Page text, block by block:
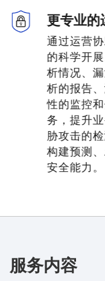
更专业的
通过运营
的科学开
析情况、
析的报告
性的监控
务，提升
胁攻击的
构建预测
安全能力。
服务内容